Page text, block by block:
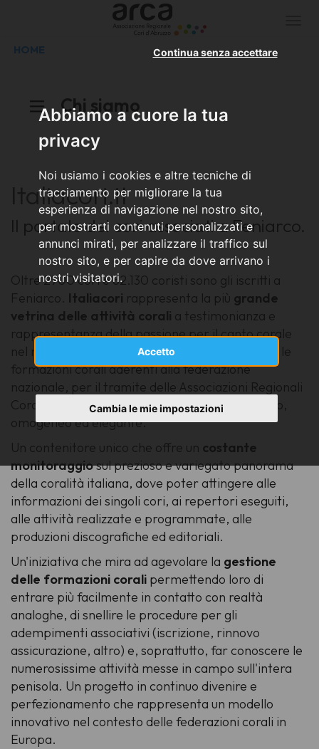
Abbiamo a cuore la tua
privacy
Noi usiamo i cookies e altre tecniche di
tracciamento per migliorare la tua
esperienza di navigazione nel nostro sito,
per mostrarti contenuti personalizzati e
annunci mirati, per analizzare il traffico sul
nostro sito, e per capire da dove arrivano i
nostri visitatori.
Accetto
Continua senza accettare
Cambia le mie impostazioni
HOME
Chi siamo
Italiacori.it
Il portale dei cori associati a Feniarco.
Oltre 2900 cori e 82.130 coristi sono gli iscritti a
Feniarco. Italiacori rappresenta la più grande
vetrina delle attività corali a testimonianza e
rappresentanza della passione per il canto corale
nel nostro Paese. Un
progetto
che offre a tutte le
formazioni corali aderenti alla federazione
nazionale, per il tramite delle Associazioni Regionali
Corali, un luogo dove presentarsi in modo chiaro,
omogeneo ed elegante.
Un contenitore unico che offre un costante
monitoraggiosul prezioso e variegato panorama
della coralità italiana, dove poter attingere alle
informazioni dei singoli cori, ai repertori eseguiti,
alle attività realizzate e programmate, alle
produzioni discografiche ed editoriali.
Un'iniziativa che mira ad agevolare la gestione
delle formazioni corali permettendo loro di
entrare più facilmente in contatto con realtà
analoghe, di snellire le procedure per gli
adempimenti associativi (iscrizione, rinnovo
assicurazione, altro) e, soprattutto, far conoscere le
numerosissime attività messe in campo sull'intera
penisola. Un progetto in continuo divenire e
perfezionamento che rappresenta un modello
innovativo nel contesto delle federazioni corali in
Europa.